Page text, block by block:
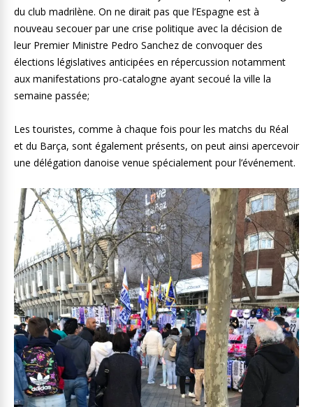
du club madrilène. On ne dirait pas que l’Espagne est à
nouveau secouer par une crise politique avec la décision de
leur Premier Ministre Pedro Sanchez de convoquer des
élections législatives anticipées en répercussion notamment
aux manifestations pro-catalogne ayant secoué la ville la
semaine passée;
Les touristes, comme à chaque fois pour les matchs du Réal
et du Barça, sont également présents, on peut ainsi apercevoir
une délégation danoise venue spécialement pour l’événement.